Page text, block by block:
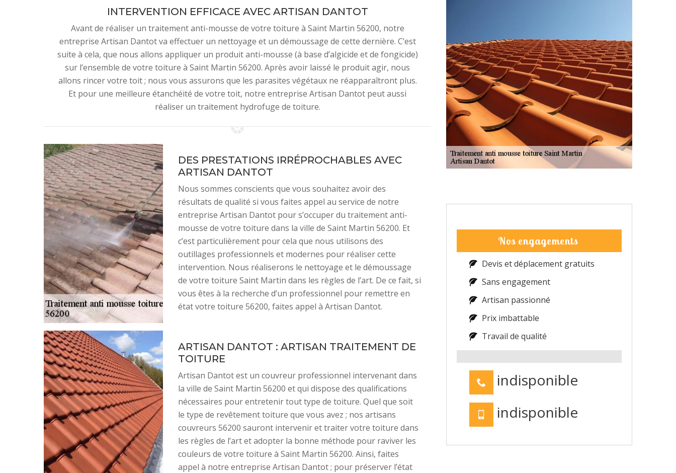
INTERVENTION EFFICACE AVEC ARTISAN DANTOT
Avant de réaliser un traitement anti-mousse de votre toiture à Saint Martin 56200, notre
entreprise Artisan Dantot va effectuer un nettoyage et un démoussage de cette dernière. C’est
suite à cela, que nous allons appliquer un produit anti-mousse (à base d’algicide et de fongicide)
sur l’ensemble de votre toiture à Saint Martin 56200. Après avoir laissé le produit agir, nous
allons rincer votre toit ; nous vous assurons que les parasites végétaux ne réapparaîtront plus.
Et pour une meilleure étanchéité de votre toit, notre entreprise Artisan Dantot peut aussi
réaliser un traitement hydrofuge de toiture.
DES PRESTATIONS IRRÉPROCHABLES AVEC
ARTISAN DANTOT
Nous sommes conscients que vous souhaitez avoir des
résultats de qualité si vous faites appel au service de notre
entreprise Artisan Dantot pour s’occuper du traitement anti-
mousse de votre toiture dans la ville de Saint Martin 56200. Et
c’est particulièrement pour cela que nous utilisons des
outillages professionnels et modernes pour réaliser cette
intervention. Nous réaliserons le nettoyage et le démoussage
de votre toiture Saint Martin dans les règles de l’art. De ce fait, si
vous êtes à la recherche d’un professionnel pour remettre en
état votre toiture 56200, faites appel à Artisan Dantot.
ARTISAN DANTOT : ARTISAN TRAITEMENT DE
TOITURE
Artisan Dantot est un couvreur professionnel intervenant dans
la ville de Saint Martin 56200 et qui dispose des qualifications
nécessaires pour entretenir tout type de toiture. Quel que soit
le type de revêtement toiture que vous avez ; nos artisans
couvreurs 56200 sauront intervenir et traiter votre toiture dans
les règles de l’art et adopter la bonne méthode pour raviver les
couleurs de votre toiture à Saint Martin 56200. Ainsi, faites
appel à notre entreprise Artisan Dantot ; pour préserver l’état
Nos engagements
Devis et déplacement gratuits
Sans engagement
Artisan passionné
Prix imbattable
Travail de qualité
indisponible
indisponible